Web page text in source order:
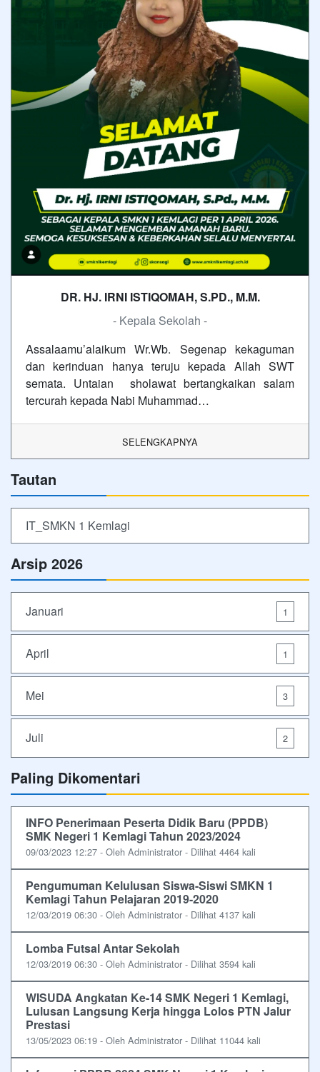
DR. HJ. IRNI ISTIQOMAH, S.PD., M.M.
- Kepala Sekolah -
Assalaamu’alaikum Wr.Wb. Segenap kekaguman
dan kerinduan hanya teruju kepada Allah SWT
semata. Untaian sholawat bertangkaikan salam
tercurah kepada Nabi Muhammad…
SELENGKAPNYA
Tautan
IT_SMKN 1 Kemlagi
Arsip 2026
Januari 1
April 1
Mei 3
Juli 2
Paling Dikomentari
INFO Penerimaan Peserta Didik Baru (PPDB)
SMK Negeri 1 Kemlagi Tahun 2023/2024
09/03/2023 12:27 - Oleh Administrator - Dilihat 4464 kali
Pengumuman Kelulusan Siswa-Siswi SMKN 1
Kemlagi Tahun Pelajaran 2019-2020
12/03/2019 06:30 - Oleh Administrator - Dilihat 4137 kali
Lomba Futsal Antar Sekolah
12/03/2019 06:30 - Oleh Administrator - Dilihat 3594 kali
WISUDA Angkatan Ke-14 SMK Negeri 1 Kemlagi,
Lulusan Langsung Kerja hingga Lolos PTN Jalur
Prestasi
13/05/2023 06:19 - Oleh Administrator - Dilihat 11044 kali